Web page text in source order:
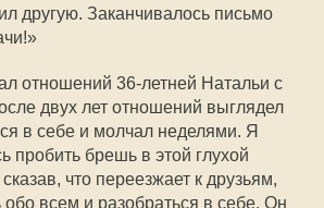
другую. Заканчивалось письмо
отношений 36-летней Натальи с
двух лет отношений выглядел
в себе и молчал неделями. Я
пробить брешь в этой глухой
что переезжает к друзьям,
всем и разобраться в себе. Он